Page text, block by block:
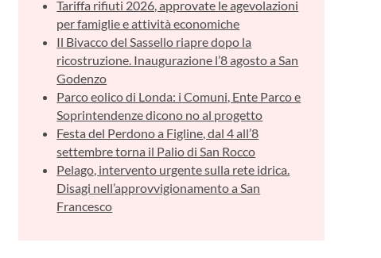
Tariffa rifiuti 2026, approvate le agevolazioni
per famiglie e attività economiche
Il Bivacco del Sassello riapre dopo la
ricostruzione. Inaugurazione l’8 agosto a San
Godenzo
Parco eolico di Londa: i Comuni, Ente Parco e
Soprintendenze dicono no al progetto
Festa del Perdono a Figline, dal 4 all’8
settembre torna il Palio di San Rocco
Pelago, intervento urgente sulla rete idrica.
Disagi nell’approvvigionamento a San
Francesco